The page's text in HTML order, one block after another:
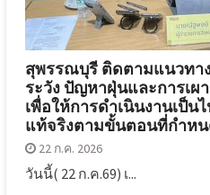
สุพรรณบุรี ติดตามแนวทา
ระวัง ปัญหาฝุ่นและการเผ
เพื่อให้การดำเนินงานเป็น
แท้จริงตามขั้นตอนที่กำห
22 ก.ค. 2026
วันนี้( 22 ก.ค.69) เ...